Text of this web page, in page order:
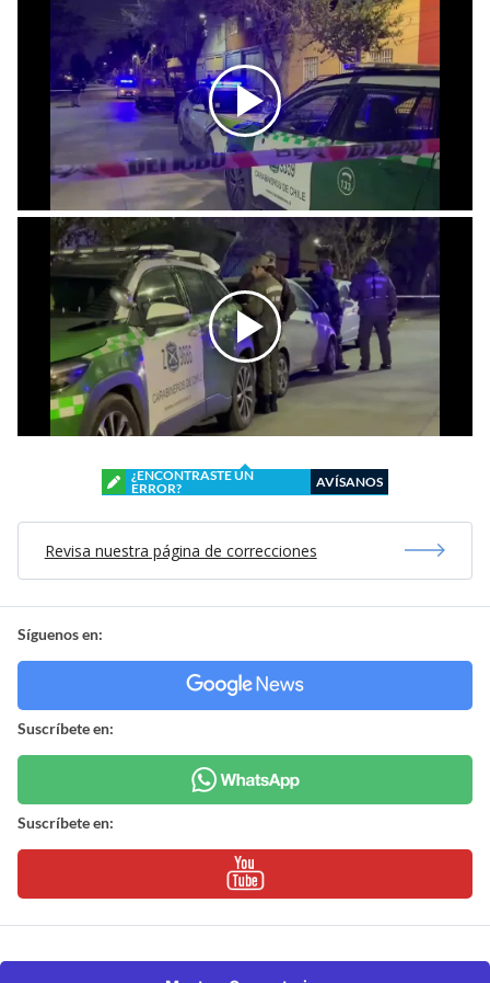
¿ENCONTRASTE UN
ERROR?
AVÍSANOS
Revisa nuestra página de correcciones
Síguenos en:
Suscríbete en:
Suscríbete en: